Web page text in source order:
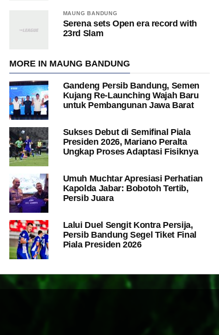
MAUNG BANDUNG
Serena sets Open era record with
23rd Slam
MORE IN MAUNG BANDUNG
Gandeng Persib Bandung, Semen
Kujang Re-Launching Wajah Baru
untuk Pembangunan Jawa Barat
Sukses Debut di Semifinal Piala
Presiden 2026, Mariano Peralta
Ungkap Proses Adaptasi Fisiknya
Umuh Muchtar Apresiasi Perhatian
Kapolda Jabar: Bobotoh Tertib,
Persib Juara
Lalui Duel Sengit Kontra Persija,
Persib Bandung Segel Tiket Final
Piala Presiden 2026